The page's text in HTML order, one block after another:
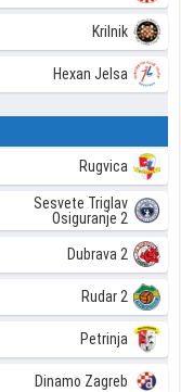
Krilnik
Hexan Jelsa
Rugvica
Sesvete Triglav
Osiguranje 2
Dubrava 2
Rudar 2
Petrinja
Dinamo Zagreb